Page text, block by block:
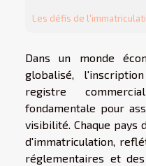
Les défis de
Dans un monde
globalisé,
registre
fondamentale pour
visibilité. Chaque pays
d'immatriculation,
réglementaires et